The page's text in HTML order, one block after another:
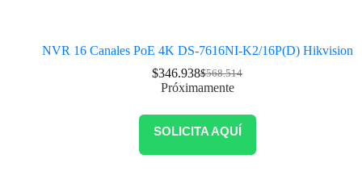
NVR 16 Canales PoE 4K DS-7616NI-K2/16P(D) Hikvision
$568.514
$346.938
Próximamente
SOLICITA AQUÍ